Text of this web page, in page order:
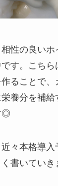
性の良い
す。こち
ることで、
養分を補
◎
々本格導入
書いていき